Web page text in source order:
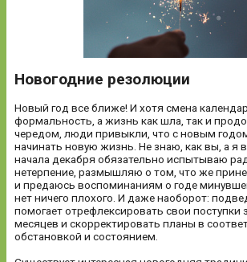
Новогодние резолюции
Новый год все ближе! И хотя смена
формальность, а жизнь как шла, так и
чередом, люди привыкли, что с новым
начинать новую жизнь. Не знаю, как вы, а я
начала декабря обязательно испытываю
нетерпение, размышляю о том, что же
и предаюсь воспоминаниям о годе
нет ничего плохого. И даже наоборот:
помогает отрефлексировать свои поступки
месяцев и скорректировать планы в
обстановкой и состоянием.